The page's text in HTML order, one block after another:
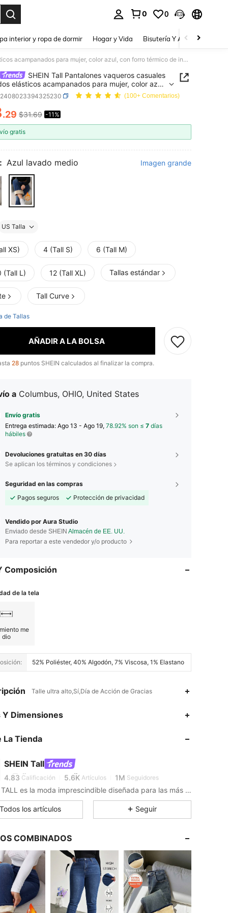
0 0
interior y ropa de dormir Hogar y Vida Bisutería Y Accesorios
SHEIN Tall Pantalones vaqueros casuales ajustados elásticos acampanados para mujer, color azul, con forro térmico de invierno, forro polar suave y esponjoso, para clima frío, cálidos, para mujeres altas
SHEIN Tall Pantalones vaqueros casuales
elásticos acampanados para mujer, color azul,
térmico de invierno, forro polar suave y
para clima frío, cálidos, para mujeres altas
(100+ Comentarios)
AND AVAILABILITY
.29 $31.69 -11%
gratis
Azul lavado medio Imagen grande
US Talla
XS) 4 (Tall S) 6 (Tall M)
(Tall L) 12 (Tall XL) Tallas estándar
Tall Curve
de Tallas
AÑADIR A LA BOLSA
28 puntos SHEIN calculados al finalizar la compra.
a Columbus, OHIO, United States
Envío gratis
Entrega estimada: Ago 13 - Ago 19, 78.92% son ≤ 7 días
hábiles
Devoluciones gratuitas en 30 días
Se aplican los términos y condiciones
Seguridad en las compras
Pagos seguros
Protección de privacidad
Vendido por Aura Studio
Enviado desde SHEIN Almacén de EE. UU.
Para reportar a este vendedor y/o producto
Composición
de la tela
me
dio
52% Poliéster, 40% Algodón, 7% Viscosa, 1% Elastano
Talle ultra alto,Sí,Día de Acción de Gracias
Y Dimensiones
La Tienda
SHEIN Tall
4.83
4.83 Calificación 5.6K Artículos 1M Seguidores
4.83
4.83 5.6K
4.83 5.6K 1M
4.83 5.6K 1M
SHEIN TALL es la moda imprescindible diseñada para las más altas.
Todos los artículos Seguir
COMBINADOS